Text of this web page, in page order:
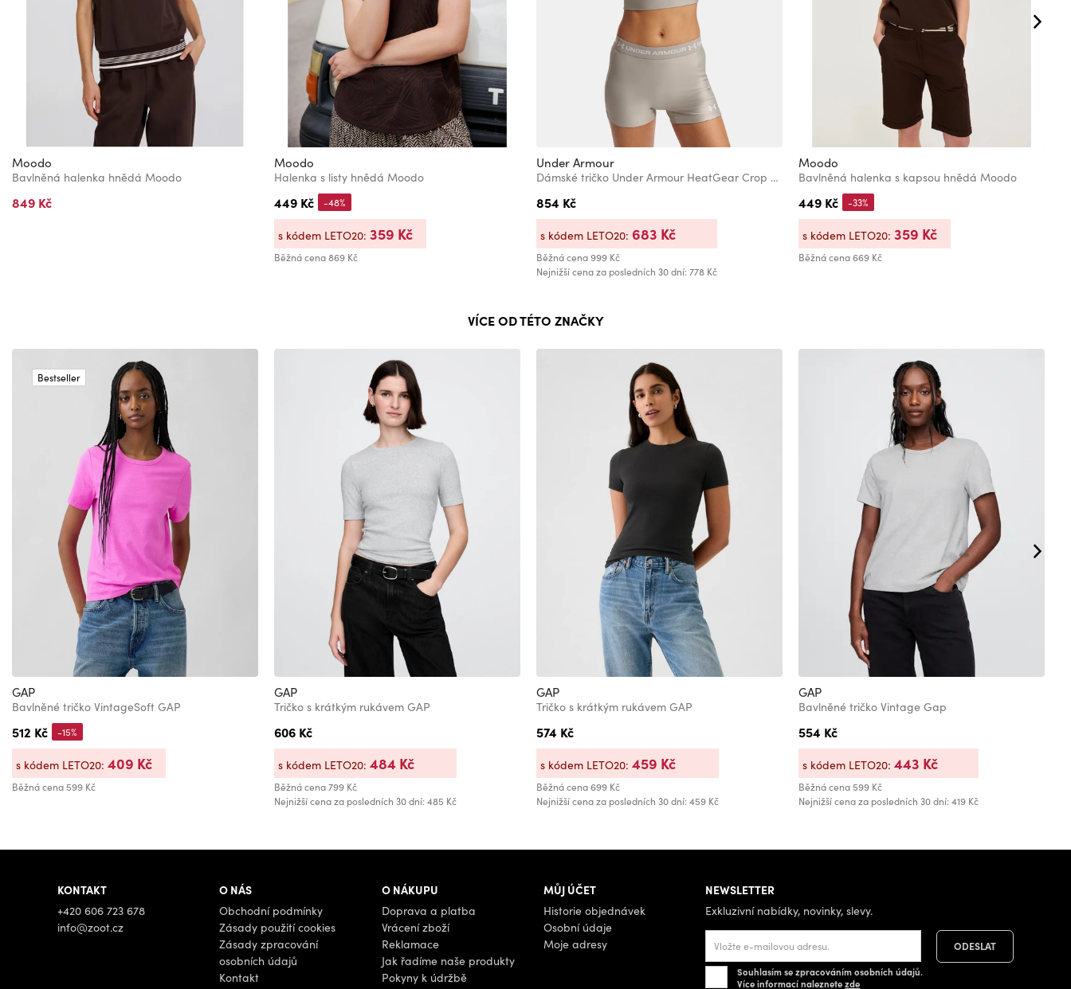
Moodo
Bavlněná halenka hnědá Moodo
849 Kč
Moodo
Halenka s listy hnědá Moodo
449 Kč
Běžná cena869 Kč
-48%
s kódem LETO20: 359 Kč
Under Armour
Dámské tričko Under Armour HeatGear Crop Mock SS-BRN
854 Kč
Běžná cena999 Kč
Nejnižší cena za posledních 30 dní: 778 Kč
s kódem LETO20: 683 Kč
Moodo
Bavlněná halenka s kapsou hnědá Moodo
449 Kč
Běžná cena669 Kč
-33%
s kódem LETO20: 359 Kč
VÍCE OD TÉTO ZNAČKY
Bestseller
GAP
Bavlněné tričko VintageSoft GAP
512 Kč
Běžná cena599 Kč
-15%
s kódem LETO20: 409 Kč
GAP
Tričko s krátkým rukávem GAP
606 Kč
Běžná cena799 Kč
Nejnižší cena za posledních 30 dní: 485 Kč
s kódem LETO20: 484 Kč
GAP
Tričko s krátkým rukávem GAP
574 Kč
Běžná cena699 Kč
Nejnižší cena za posledních 30 dní: 459 Kč
s kódem LETO20: 459 Kč
GAP
Bavlněné tričko Vintage Gap
554 Kč
Běžná cena599 Kč
Nejnižší cena za posledních 30 dní: 419 Kč
s kódem LETO20: 443 Kč
KONTAKT
+420 606 723 678
info@zoot.cz
O NÁS
Obchodní podmínky
Zásady použití cookies
Zásady zpracování
osobních údajů
Kontakt
O NÁKUPU
Doprava a platba
Vrácení zboží
Reklamace
Jak řadíme naše produkty
Pokyny k údržbě
MŮJ ÚČET
Historie objednávek
Osobní údaje
Moje adresy
NEWSLETTER
Exkluzivní nabídky, novinky, slevy.
Souhlasím se zpracováním osobních údajů.
Více informací naleznetezde